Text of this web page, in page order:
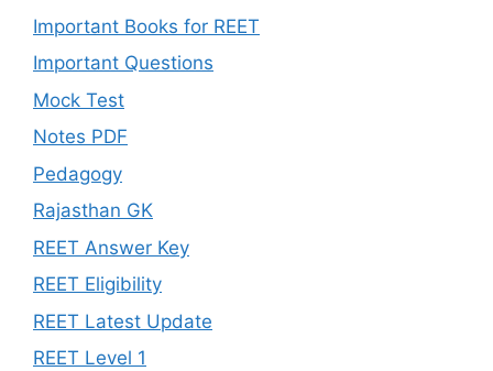
Important Books for REET
Important Questions
Mock Test
Notes PDF
Pedagogy
Rajasthan GK
REET Answer Key
REET Eligibility
REET Latest Update
REET Level 1